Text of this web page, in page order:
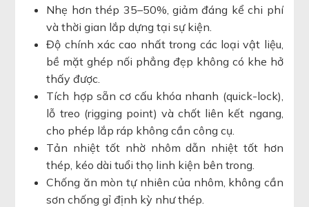
Nhẹ hơn thép 35–50%, giảm đáng kể chi phí
và thời gian lắp dựng tại sự kiện.
Độ chính xác cao nhất trong các loại vật liệu,
bề mặt ghép nối phẳng đẹp không có khe hở
thấy được.
Tích hợp sẵn cơ cấu khóa nhanh (quick-lock),
lỗ treo (rigging point) và chốt liên kết ngang,
cho phép lắp ráp không cần công cụ.
Tản nhiệt tốt nhờ nhôm dẫn nhiệt tốt hơn
thép, kéo dài tuổi thọ linh kiện bên trong.
Chống ăn mòn tự nhiên của nhôm, không cần
sơn chống gỉ định kỳ như thép.